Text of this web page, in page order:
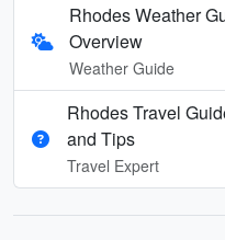
Rhodes Weather
Overview
Weather Guide
Rhodes Travel
and Tips
Travel Expert